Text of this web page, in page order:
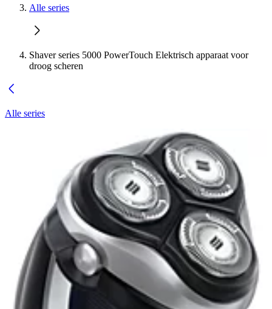
Alle series
Shaver series 5000 PowerTouch Elektrisch apparaat voor
droog scheren
Alle series